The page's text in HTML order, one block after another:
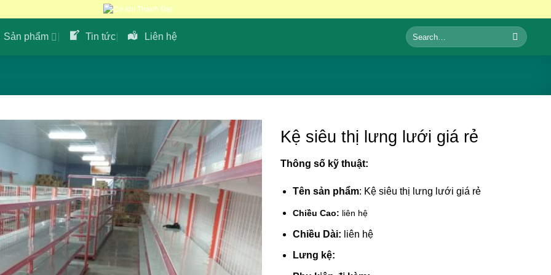
Sản phẩm Tin tức Liên hệ
Search
for:
Kệ siêu thị lưng lưới giá rẻ
Thông số kỹ thuật:
Tên sản phẩm: Kệ siêu thị lưng lưới giá rẻ
Chiều Cao: liên hệ
Chiều Dài: liên hệ
Lưng kệ: